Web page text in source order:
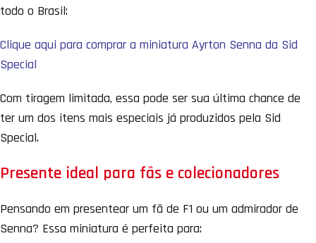
todo o Brasil:
Clique aqui para comprar a miniatura Ayrton Senna da Sid
Special
Com tiragem limitada, essa pode ser sua última chance de
ter um dos itens mais especiais já produzidos pela Sid
Special.
Presente ideal para fãs e colecionadores
Pensando em presentear um fã de F1 ou um admirador de
Senna? Essa miniatura é perfeita para: